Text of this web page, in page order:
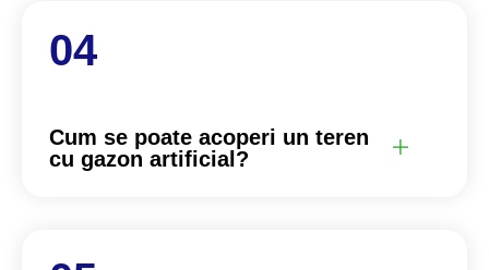
Cum se poate acoperi un teren
cu gazon artificial?